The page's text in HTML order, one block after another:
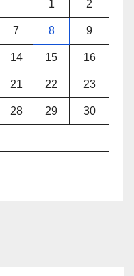
1 2
7 8 9
14 15 16
21 22 23
28 29 30